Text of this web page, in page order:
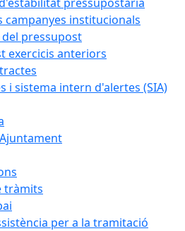
campanyes institucionals
pressupost
exercicis anteriors
i sistema intern d'alertes (SIA)
tràmits
per a la tramitació